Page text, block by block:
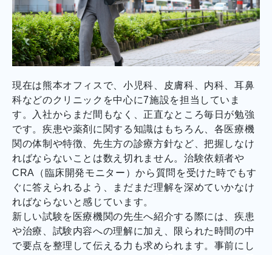
現在は熊本オフィスで、小児科、皮膚科、内科、耳鼻
科などのクリニックを中心に7施設を担当していま
す。入社からまだ間もなく、正直なところ毎日が勉強
です。疾患や薬剤に関する知識はもちろん、各医療機
関の体制や特徴、先生方の診療方針など、把握しなけ
ればならないことは数え切れません。治験依頼者や
CRA（臨床開発モニター）から質問を受けた時でもす
ぐに答えられるよう、まだまだ理解を深めていかなけ
ればならないと感じています。
新しい試験を医療機関の先生へ紹介する際には、疾患
や治療、試験内容への理解に加え、限られた時間の中
で要点を整理して伝える力も求められます。事前にし